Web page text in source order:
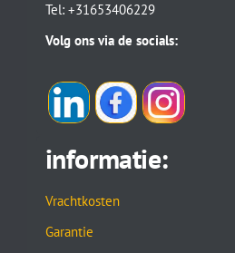
Tel: +31653406229
Volg ons via de socials:
informatie:
Vrachtkosten
Garantie